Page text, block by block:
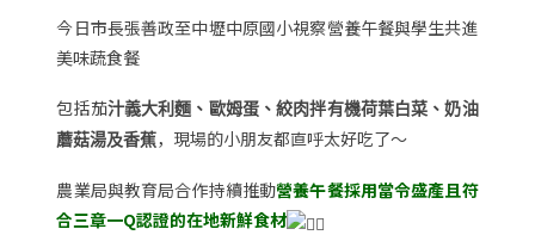
今日市長張善政至中壢中原國小視察營養午餐與學生共進
美味蔬食餐
包括茄汁義大利麵、歐姆蛋、絞肉拌有機荷葉白菜、奶油
蘑菇湯及香蕉，現場的小朋友都直呼太好吃了～
農業局與教育局合作持續推動營養午餐採用當令盛產且符
合三章一Q認證的在地新鮮食材